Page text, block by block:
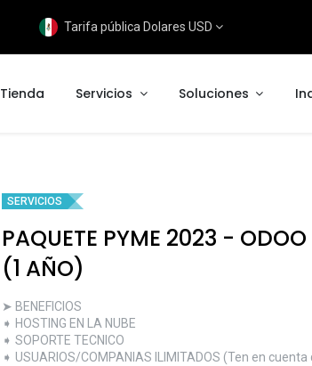
Tarifa pública Dolares USD
Tienda Servicios Soluciones
SERVICIOS
PAQUETE PYME 2023 -
(1 AÑO)
➤ BENEFICIOS
➧ HOSTING EN LA NUBE
➧ SOPORTE TECNICO
➧ USUARIOS/COMPANIAS ILIMITADOS (Ten en